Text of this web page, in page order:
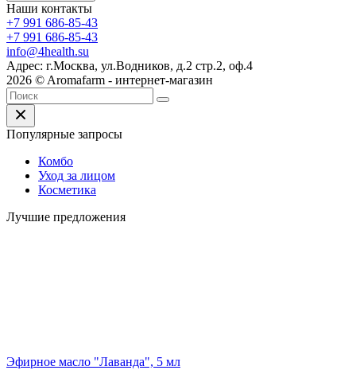
Наши контакты
+7 991 686-85-43
+7 991 686-85-43
info@4health.su
Адрес: г.Москва, ул.Водников, д.2 стр.2, оф.4
2026 © Aromafarm - интернет-магазин
Популярные запросы
Комбо
Уход за лицом
Косметика
Лучшие предложения
Эфирное масло "Лаванда", 5 мл